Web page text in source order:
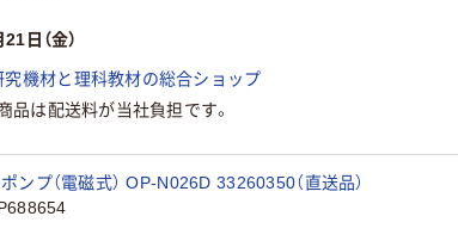
日（金）
究機材と理科教材の総合ショップ
品は配送料が当社負担です。
ンプ（電磁式） OP-N026D 33260350（直送品）